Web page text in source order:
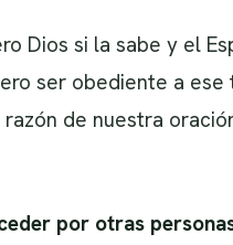
Dios si la sabe y el
ser obediente a
de nuestra
por otras